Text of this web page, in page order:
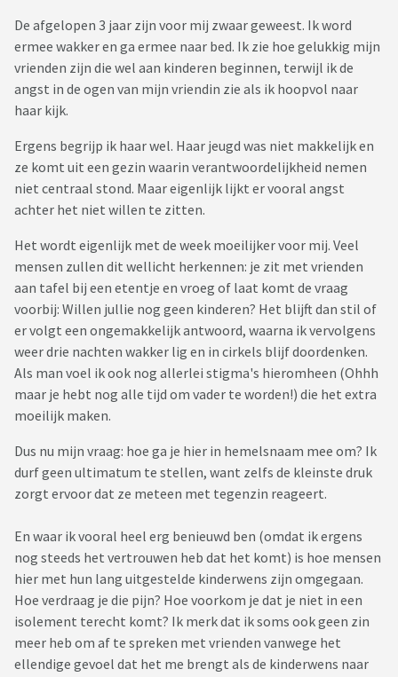
De afgelopen 3 jaar zijn voor mij zwaar geweest. Ik word
ermee wakker en ga ermee naar bed. Ik zie hoe gelukkig mijn
vrienden zijn die wel aan kinderen beginnen, terwijl ik de
angst in de ogen van mijn vriendin zie als ik hoopvol naar
haar kijk.
Ergens begrijp ik haar wel. Haar jeugd was niet makkelijk en
ze komt uit een gezin waarin verantwoordelijkheid nemen
niet centraal stond. Maar eigenlijk lijkt er vooral angst
achter het niet willen te zitten.
Het wordt eigenlijk met de week moeilijker voor mij. Veel
mensen zullen dit wellicht herkennen: je zit met vrienden
aan tafel bij een etentje en vroeg of laat komt de vraag
voorbij: Willen jullie nog geen kinderen? Het blijft dan stil of
er volgt een ongemakkelijk antwoord, waarna ik vervolgens
weer drie nachten wakker lig en in cirkels blijf doordenken.
Als man voel ik ook nog allerlei stigma's hieromheen (Ohhh
maar je hebt nog alle tijd om vader te worden!) die het extra
moeilijk maken.
Dus nu mijn vraag: hoe ga je hier in hemelsnaam mee om? Ik
durf geen ultimatum te stellen, want zelfs de kleinste druk
zorgt ervoor dat ze meteen met tegenzin reageert.
En waar ik vooral heel erg benieuwd ben (omdat ik ergens
nog steeds het vertrouwen heb dat het komt) is hoe mensen
hier met hun lang uitgestelde kinderwens zijn omgegaan.
Hoe verdraag je die pijn? Hoe voorkom je dat je niet in een
isolement terecht komt? Ik merk dat ik soms ook geen zin
meer heb om af te spreken met vrienden vanwege het
ellendige gevoel dat het me brengt als de kinderwens naar